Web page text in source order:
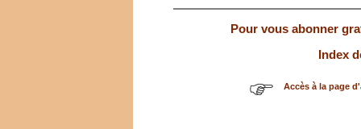
Pour vous abonner
Index
Accès à la page